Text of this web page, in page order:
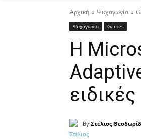
Αρχική Ψυχαγωγία
Ψυχαγωγία Games
Η
By Στέλιος